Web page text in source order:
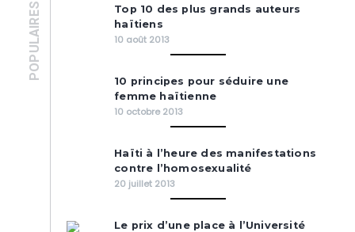
POPULAIRES
Top 10 des plus grands auteurs
haïtiens
10 août 2013
10 principes pour séduire une
femme haïtienne
10 octobre 2013
Haïti à l’heure des manifestations
contre l’homosexualité
20 juillet 2013
Le prix d’une place à l’Université